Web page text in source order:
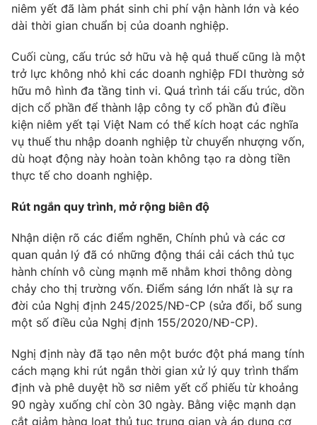
niêm yết đã làm phát sinh chi phí vận hành lớn và kéo
dài thời gian chuẩn bị của doanh nghiệp.
Cuối cùng, cấu trúc sở hữu và hệ quả thuế cũng là một
trở lực không nhỏ khi các doanh nghiệp FDI thường sở
hữu mô hình đa tầng tinh vi. Quá trình tái cấu trúc, dồn
dịch cổ phần để thành lập công ty cổ phần đủ điều
kiện niêm yết tại Việt Nam có thể kích hoạt các nghĩa
vụ thuế thu nhập doanh nghiệp từ chuyển nhượng vốn,
dù hoạt động này hoàn toàn không tạo ra dòng tiền
thực tế cho doanh nghiệp.
Rút ngắn quy trình, mở rộng biên độ
Nhận diện rõ các điểm nghẽn, Chính phủ và các cơ
quan quản lý đã có những động thái cải cách thủ tục
hành chính vô cùng mạnh mẽ nhằm khơi thông dòng
chảy cho thị trường vốn. Điểm sáng lớn nhất là sự ra
đời của Nghị định 245/2025/NĐ-CP (sửa đổi, bổ sung
một số điều của Nghị định 155/2020/NĐ-CP).
Nghị định này đã tạo nên một bước đột phá mang tính
cách mạng khi rút ngắn thời gian xử lý quy trình thẩm
định và phê duyệt hồ sơ niêm yết cổ phiếu từ khoảng
90 ngày xuống chỉ còn 30 ngày. Bằng việc mạnh dạn
cắt giảm hàng loạt thủ tục trung gian và áp dụng cơ